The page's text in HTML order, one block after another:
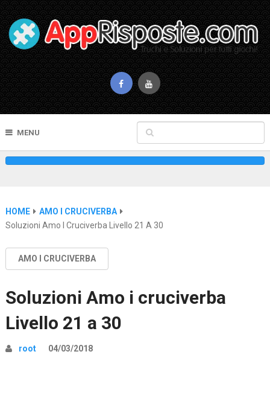
MENU
HOME
AMO I CRUCIVERBA
Soluzioni Amo I Cruciverba Livello 21 A 30
AMO I CRUCIVERBA
Soluzioni Amo i cruciverba
Livello 21 a 30
root 04/03/2018